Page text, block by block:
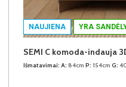
NAUJIENA YRA
SEMI C komoda-indauja
Išmatavimai: A: 84cm P: 154cm G: